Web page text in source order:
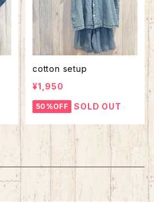
cotton setup
¥1,950
50%OFF SOLD OUT